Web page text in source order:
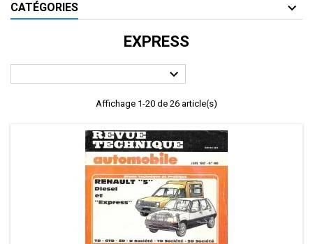
CATÉGORIES
EXPRESS

Affichage 1-20 de 26 article(s)